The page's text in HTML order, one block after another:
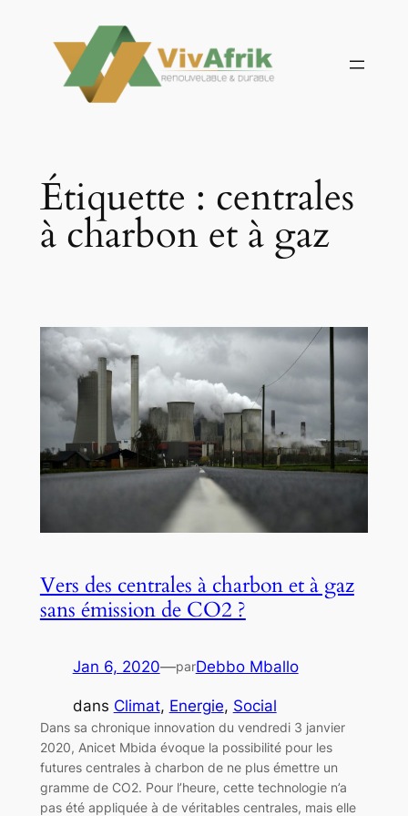
contenu
Étiquette : centrales
à charbon et à gaz
Vers des centrales à charbon et à gaz
sans émission de CO2 ?
Jan 6, 2020—parDebbo Mballo
dans Climat, Energie, Social
Dans sa chronique innovation du vendredi 3 janvier
2020, Anicet Mbida évoque la possibilité pour les
futures centrales à charbon de ne plus émettre un
gramme de CO2. Pour l’heure, cette technologie n’a
pas été appliquée à de véritables centrales, mais elle